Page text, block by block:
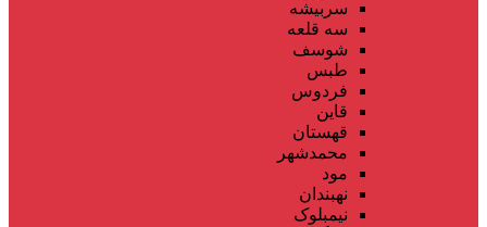
سربیشه
سه قلعه
شوسف
طبس
فردوس
قاین
قهستان
محمدشهر
مود
نهبندان
نیمبلوک